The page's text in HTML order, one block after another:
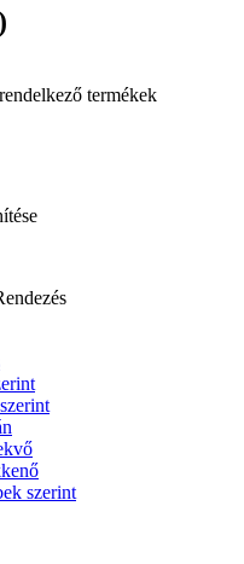
termékek
szerint